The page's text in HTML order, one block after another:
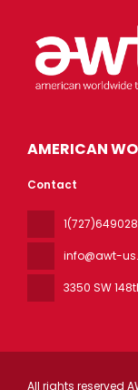
AMERICAN
Contact
info@awt-
3350 SW
All rights reserved